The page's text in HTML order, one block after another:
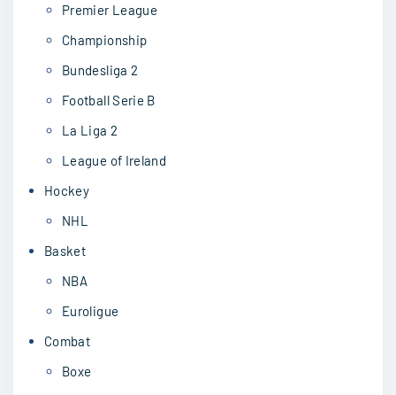
Premier League
Championship
Bundesliga 2
Football Serie B
La Liga 2
League of Ireland
Hockey
NHL
Basket
NBA
Euroligue
Combat
Boxe